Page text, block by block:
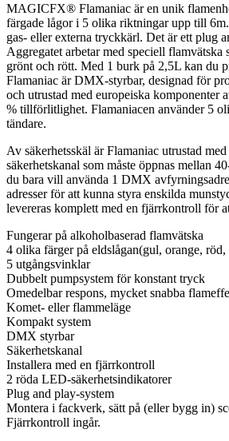
MAGICFX® Flamaniac är en unik
färgade lågor i 5 olika riktningar upp till
gas- eller externa tryckkärl. Det är ett plug
Aggregatet arbetar med speciell flamvätska
grönt och rött. Med 1 burk på 2,5L kan du
Flamaniac är DMX-styrbar, designad för
och utrustad med europeiska komponenter
% tillförlitlighet. Flamaniacen använder 5
tändare.
Av säkerhetsskäl är Flamaniac utrustad
säkerhetskanal som måste öppnas mellan
du bara vill använda 1 DMX
adresser för att kunna styra enskilda
levereras komplett med en fjärrkontroll för
Fungerar på alkoholbaserad flamvätska
4 olika färger på eldslågan(gul, orange,
5 utgångsvinklar
Dubbelt pumpsystem för konstant tryck
Omedelbar respons, mycket snabba
Komet- eller flammeläge
Kompakt system
DMX styrbar
Säkerhetskanal
Installera med en fjärrkontroll
2 röda LED-säkerhetsindikatorer
Plug and play-system
Montera i fackverk, sätt på (eller bygg in)
Fjärrkontroll ingår.